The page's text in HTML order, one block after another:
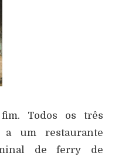
Todos os três
um restaurante
de ferry de